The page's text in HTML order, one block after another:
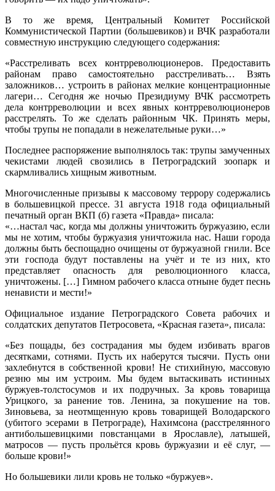
В то же время, Центральный Комитет Российской
Коммунистической Партии (большевиков) и ВЧК разработали
совместную инструкцию следующего содержания:
«Расстреливать всех контрреволюционеров. Предоставить
районам право самостоятельно расстреливать… Взять
заложников… устроить в районах мелкие концентрационные
лагери… Сегодня же ночью Президиуму ВЧК рассмотреть
дела контрреволюции и всех явных контрреволюционеров
расстрелять. То же сделать районным ЧК. Принять меры,
чтобы трупы не попадали в нежелательные руки…»
Последнее распоряжение выполнялось так: трупы замученных
чекистами людей свозились в Петроградский зоопарк и
скармливались хищным животным.
Многочисленные призывы к массовому террору содержались
в большевицкой прессе. 31 августа 1918 года официальный
печатный орган ВКП (б) газета «Правда» писала:
«…настал час, когда мы должны уничтожить буржуазию, если
мы не хотим, чтобы буржуазия уничтожила нас. Наши города
должны быть беспощадно очищены от буржуазной гнили. Все
эти господа будут поставлены на учёт и те из них, кто
представляет опасность для революционного класса,
уничтожены. […] Гимном рабочего класса отныне будет песнь
ненависти и мести!»
Официальное издание Петроградского Совета рабочих и
солдатских депутатов Петросовета, «Красная газета», писала:
«Без пощады, без сострадания мы будем избивать врагов
десятками, сотнями. Пусть их наберутся тысячи. Пусть они
захлебнутся в собственной крови! Не стихийную, массовую
резню мы им устроим. Мы будем вытаскивать истинных
буржуев-толстосумов и их подручных. За кровь товарища
Урицкого, за ранение тов. Ленина, за покушение на тов.
Зиновьева, за неотмщенную кровь товарищей Володарского
(убитого эсерами в Петрограде), Нахимсона (расстрелянного
антибольшевицкими повстанцами в Ярославле), латышей,
матросов — пусть прольётся кровь буржуазии и её слуг, —
больше крови!»
Но большевики лили кровь не только «буржуев».